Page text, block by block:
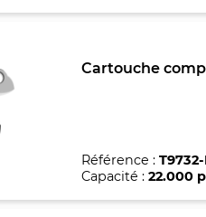
Cartouche
Référence : T9732-
Capacité : 22.000